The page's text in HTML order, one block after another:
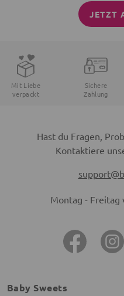
JETZT
Mit Liebe
verpackt
Sichere
Zahlung
Hast du Fragen,
Kontaktiere
Montag - Freitag
Baby Sweets